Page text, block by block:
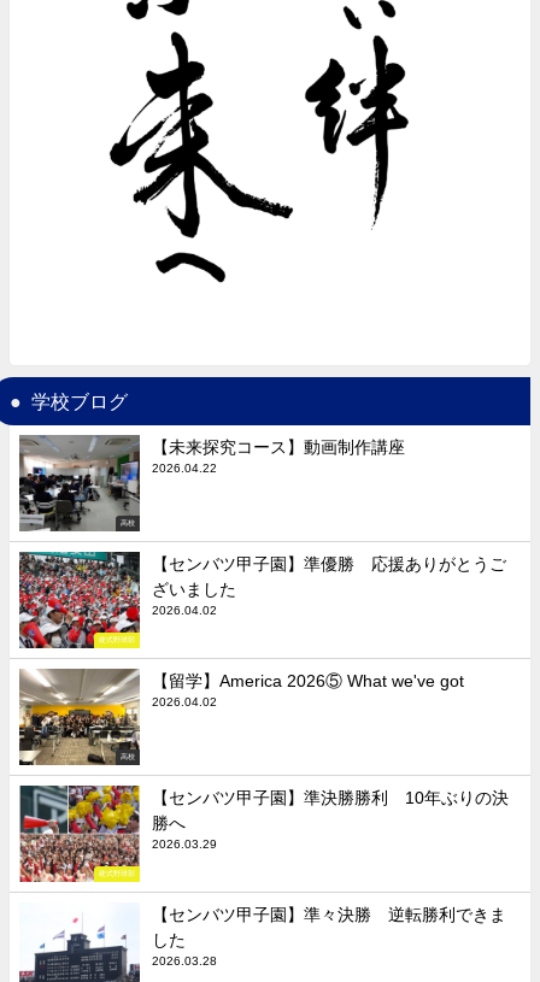
学校ブログ
高校
【未来探究コース】動画制作講座
2026.04.22
硬式野球部
【センバツ甲子園】準優勝 応援ありがとうご
ざいました
2026.04.02
高校
【留学】America 2026⑤ What we've got
2026.04.02
硬式野球部
【センバツ甲子園】準決勝勝利 10年ぶりの決
勝へ
2026.03.29
【センバツ甲子園】準々決勝 逆転勝利できま
した
2026.03.28